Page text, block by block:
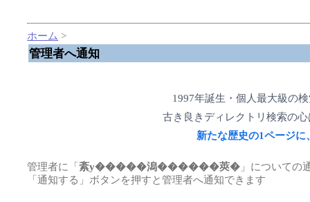
ホーム >
管理者へ通知
1997年誕生・個人最大級の
古き良きディレクトリ検索の
新たな歴史の1ページ
管理者に「紊у�����潟������莢� 」についての
「通知する」ボタンを押すと管理者へ通知できます